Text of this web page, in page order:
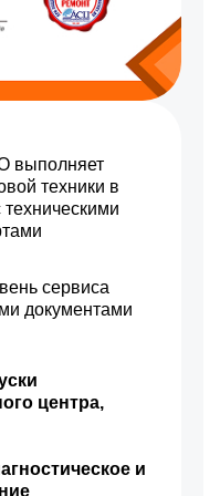
Заказать
Заказать
выполняет
техники в
техническими
сервиса
документами
центра,
и